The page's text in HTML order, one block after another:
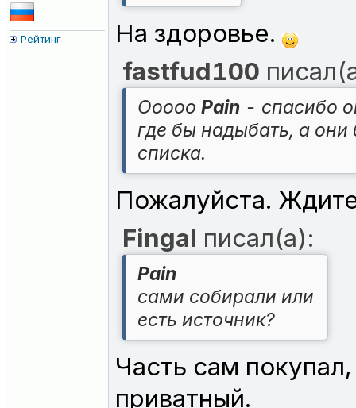
Рейтинг
На здоровье.
fastfud100
ОооооPain - спасибо
где бы надыбать, а
списка.
Пожалуйста.
Fingal писал(а):
Pain
сами собирали или
есть источник?
Часть сам
приватный.